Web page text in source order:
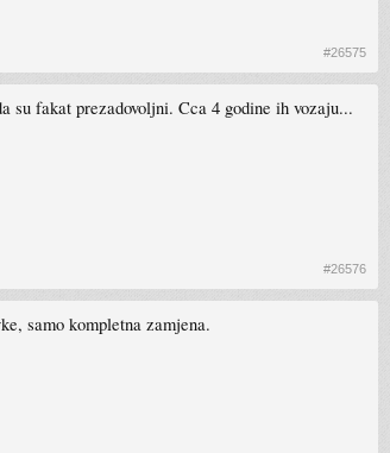
#26575
su fakat prezadovoljni. Cca 4 godine ih vozaju...
#26576
samo kompletna zamjena.